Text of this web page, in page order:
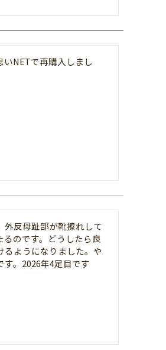
NETで再購入しまし
外反母趾部が靴擦れして
のです。どうしたら良
るようになりました。や
。2026年4足目です